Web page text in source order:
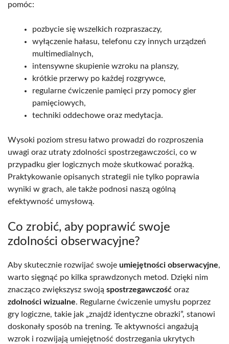
pomóc:
pozbycie się wszelkich rozpraszaczy,
wyłączenie hałasu, telefonu czy innych urządzeń
multimedialnych,
intensywne skupienie wzroku na planszy,
krótkie przerwy po każdej rozgrywce,
regularne ćwiczenie pamięci przy pomocy gier
pamięciowych,
techniki oddechowe oraz medytacja.
Wysoki poziom stresu łatwo prowadzi do rozproszenia
uwagi oraz utraty zdolności spostrzegawczości, co w
przypadku gier logicznych może skutkować porażką.
Praktykowanie opisanych strategii nie tylko poprawia
wyniki w grach, ale także podnosi naszą ogólną
efektywność umysłową.
Co zrobić, aby poprawić swoje
zdolności obserwacyjne?
Aby skutecznie rozwijać swoje umiejętności obserwacyjne,
warto sięgnąć po kilka sprawdzonych metod. Dzięki nim
znacząco zwiększysz swoją spostrzegawczość oraz
zdolności wizualne. Regularne ćwiczenie umysłu poprzez
gry logiczne, takie jak „znajdź identyczne obrazki”, stanowi
doskonały sposób na trening. Te aktywności angażują
wzrok i rozwijają umiejętność dostrzegania ukrytych